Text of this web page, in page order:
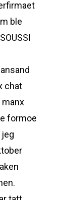
ble
chat
manx
formoe